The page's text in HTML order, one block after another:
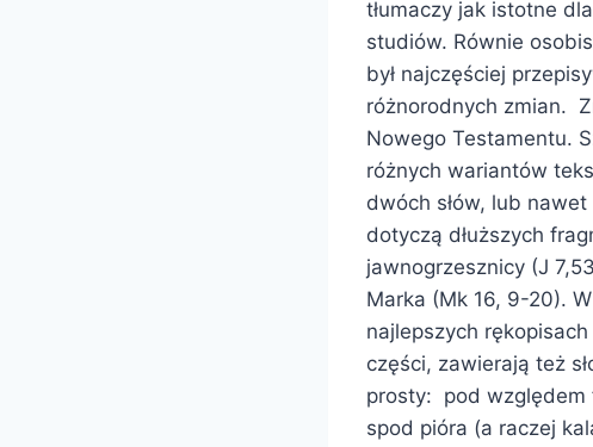
tłumaczy jak istotne
studiów. Równie
był najczęściej
różnorodnych zmian.
Nowego Testamentu.
różnych wariantów
dwóch słów, lub
dotyczą dłuższych
jawnogrzesznicy (J
Marka (Mk 16, 9-20).
najlepszych
części, zawierają też
prosty: pod względem
spod pióra (a raczej